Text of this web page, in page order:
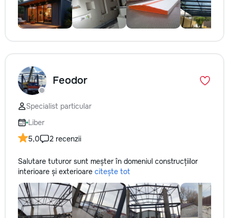
Feodor
Specialist particular
Liber
5,0
2 recenzii
Salutare tuturor sunt meșter în domeniul construcțiilor
interioare și exterioare citește tot